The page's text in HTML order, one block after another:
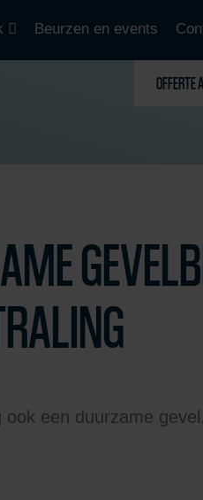
Beurzen en events
OFFERTE
een duurzame